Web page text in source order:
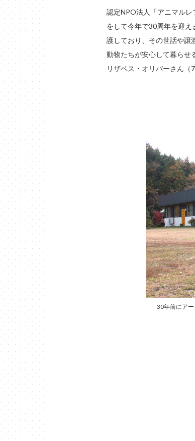
認定NPO法人「アニマル
をして今年で30周年を迎
護しており、その世話や譲
動物たちが安心して暮らせ
リザベス・オリバーさん（
30年前にア